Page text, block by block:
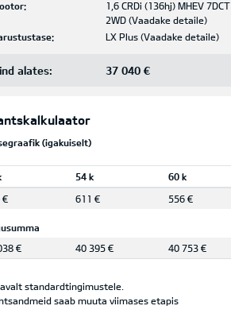
1,6 CRDi (136hj) MHEV 7DCT
2WD (Vaadake detaile)
LX Plus (Vaadake detaile)
alates: 37 040 €
(igakuiselt)
54 k
60 k
€
611 € 556 €
€
40 395 € 40 753 €
standardtingimustele.
saab muuta viimases etapis